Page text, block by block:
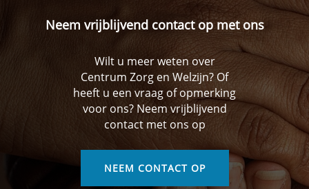
Neem vrijblijvend contact op met ons
Wilt u meer weten over
Centrum Zorg en Welzijn? Of
heeft u een vraag of opmerking
voor ons? Neem vrijblijvend
contact met ons op
NEEM CONTACT OP